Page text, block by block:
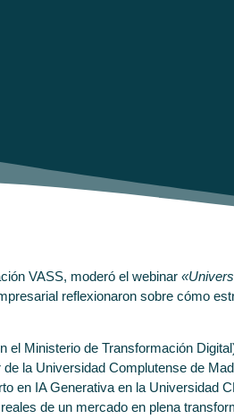
VASS, moderó el webinar
reflexionaron sobre cómo
Ministerio de Transformación
la Universidad Complutense de
en IA Generativa en la Universidad
de un mercado en plena